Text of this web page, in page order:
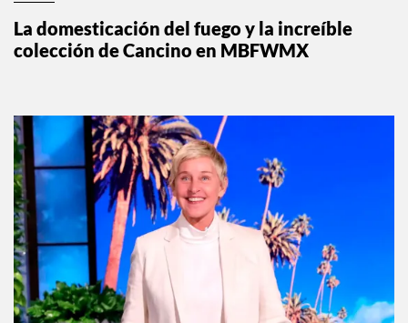
La domesticación del fuego y la increíble
colección de Cancino en MBFWMX